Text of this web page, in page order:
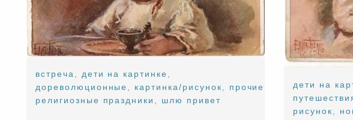
встреча дети на картинке
дореволюционные
картинка/рисунок
прочие
религиозные праздники
шлю привет
дети на
рисунок